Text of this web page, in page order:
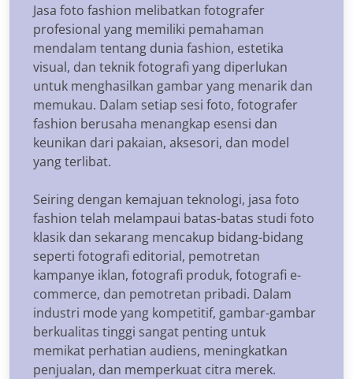
Jasa foto fashion melibatkan fotografer
profesional yang memiliki pemahaman
mendalam tentang dunia fashion, estetika
visual, dan teknik fotografi yang diperlukan
untuk menghasilkan gambar yang menarik dan
memukau. Dalam setiap sesi foto, fotografer
fashion berusaha menangkap esensi dan
keunikan dari pakaian, aksesori, dan model
yang terlibat.
Seiring dengan kemajuan teknologi, jasa foto
fashion telah melampaui batas-batas studi foto
klasik dan sekarang mencakup bidang-bidang
seperti fotografi editorial, pemotretan
kampanye iklan, fotografi produk, fotografi e-
commerce, dan pemotretan pribadi. Dalam
industri mode yang kompetitif, gambar-gambar
berkualitas tinggi sangat penting untuk
memikat perhatian audiens, meningkatkan
penjualan, dan memperkuat citra merek.